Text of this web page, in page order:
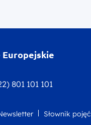
Europejskie
801 101 101
Słownik pojęć